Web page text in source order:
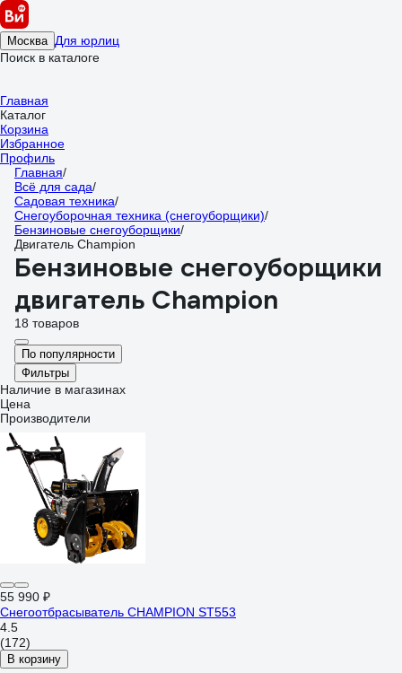
Москва Для юрлиц
Поиск в каталоге
Главная
Каталог
Корзина
Избранное
Профиль
Главная/
Всё для сада/
Садовая техника/
Снегоуборочная техника (снегоуборщики)/
Бензиновые снегоуборщики/
Двигатель Champion
Бензиновые снегоуборщики
двигатель Champion
18 товаров
По популярности
Фильтры
Наличие в магазинах
Цена
Производители
55 990 ₽
Снегоотбрасыватель CHAMPION ST553
4.5
(172)
В корзину